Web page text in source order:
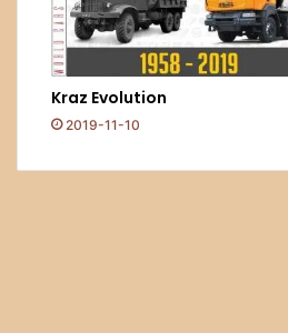
Kraz Evolution
2019-11-10